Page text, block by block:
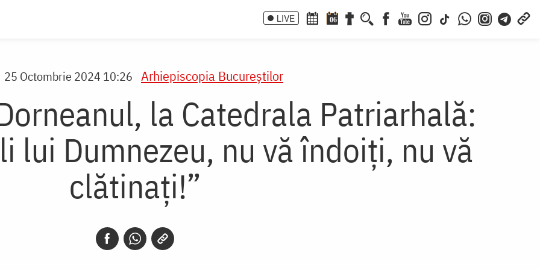
LIVE 06
25 Octombrie 2024 10:26 Arhiepiscopia Bucureştilor
la Catedrala Patriarhală:
lui Dumnezeu, nu vă îndoiți, nu vă
clătinați!”